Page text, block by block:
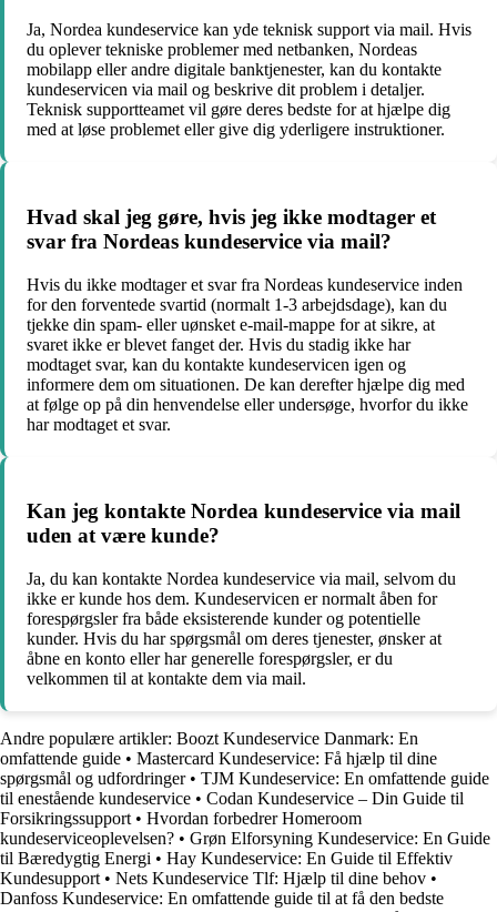
Ja, Nordea kundeservice kan yde teknisk support via mail. Hvis
du oplever tekniske problemer med netbanken, Nordeas
mobilapp eller andre digitale banktjenester, kan du kontakte
kundeservicen via mail og beskrive dit problem i detaljer.
Teknisk supportteamet vil gøre deres bedste for at hjælpe dig
med at løse problemet eller give dig yderligere instruktioner.
Hvad skal jeg gøre, hvis jeg ikke modtager et
svar fra Nordeas kundeservice via mail?
Hvis du ikke modtager et svar fra Nordeas kundeservice inden
for den forventede svartid (normalt 1-3 arbejdsdage), kan du
tjekke din spam- eller uønsket e-mail-mappe for at sikre, at
svaret ikke er blevet fanget der. Hvis du stadig ikke har
modtaget svar, kan du kontakte kundeservicen igen og
informere dem om situationen. De kan derefter hjælpe dig med
at følge op på din henvendelse eller undersøge, hvorfor du ikke
har modtaget et svar.
Kan jeg kontakte Nordea kundeservice via mail
uden at være kunde?
Ja, du kan kontakte Nordea kundeservice via mail, selvom du
ikke er kunde hos dem. Kundeservicen er normalt åben for
forespørgsler fra både eksisterende kunder og potentielle
kunder. Hvis du har spørgsmål om deres tjenester, ønsker at
åbne en konto eller har generelle forespørgsler, er du
velkommen til at kontakte dem via mail.
Andre populære artikler: Boozt Kundeservice Danmark: En
omfattende guide • Mastercard Kundeservice: Få hjælp til dine
spørgsmål og udfordringer• TJM Kundeservice: En omfattende guide
til enestående kundeservice • Codan Kundeservice – Din Guide til
Forsikringssupport • Hvordan forbedrer Homeroom
kundeserviceoplevelsen? • Grøn Elforsyning Kundeservice: En Guide
til Bæredygtig Energi • Hay Kundeservice: En Guide til Effektiv
Kundesupport • Nets Kundeservice Tlf: Hjælp til dine behov •
Danfoss Kundeservice: En omfattende guide til at få den bedste